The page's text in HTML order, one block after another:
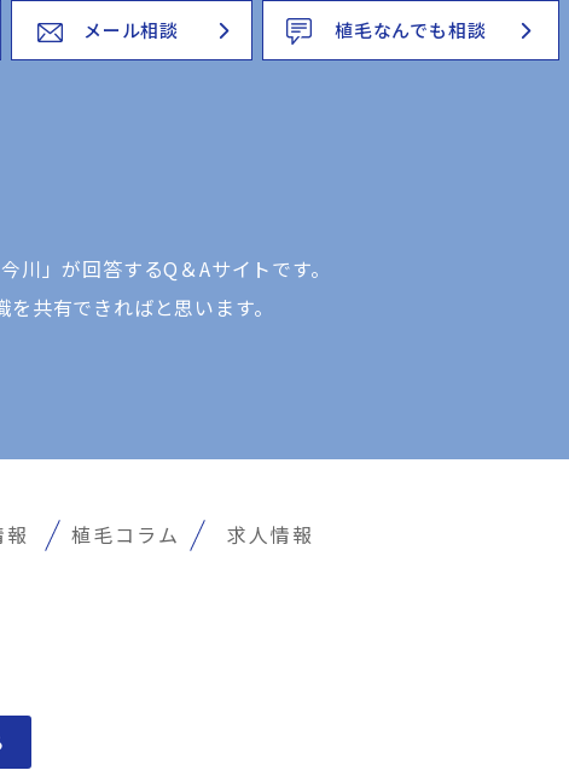
メール相談 植毛なんでも相談
」が回答するQ＆Aサイトです。
共有できればと思います。
植毛コラム 求人情報